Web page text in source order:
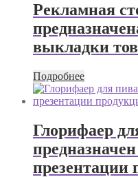
Рекламная
выкладки
Подробнее
Глорифаер
презентации